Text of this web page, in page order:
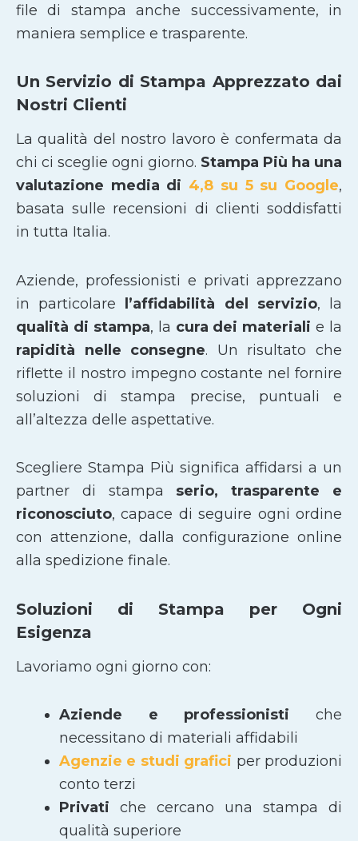
file di stampa anche successivamente, in
maniera semplice e trasparente.
Un Servizio di Stampa Apprezzato dai
Nostri Clienti
La qualità del nostro lavoro è confermata da
chi ci sceglie ogni giorno. Stampa Più ha una
valutazione media di 4,8 su 5 su Google,
basata sulle recensioni di clienti soddisfatti
in tutta Italia.
Aziende, professionisti e privati apprezzano
in particolare
l’affidabilità del servizio, la
qualità di stampa, la cura dei materiali e la
rapidità nelle consegne. Un risultato che
riflette il nostro impegno costante nel fornire
soluzioni di stampa precise, puntuali e
all’altezza delle aspettative.
Scegliere Stampa Più significa affidarsi a un
partner di stampa serio, trasparente e
riconosciuto, capace di seguire ogni ordine
con attenzione, dalla configurazione online
alla spedizione finale.
Soluzioni di Stampa per Ogni
Esigenza
Lavoriamo ogni giorno con:
Aziende e professionisti che
necessitano di materiali affidabili
Agenzie e studi grafici per produzioni
conto terzi
Privati che cercano una stampa di
qualità superiore